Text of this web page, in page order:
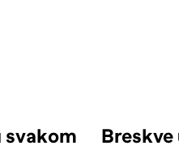
svakom